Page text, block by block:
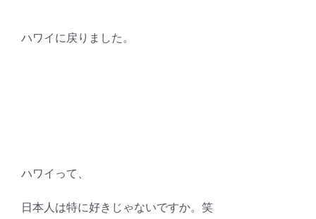
ハワイに戻りました。
ハワイって、
日本人は特に好きじゃないですか。笑